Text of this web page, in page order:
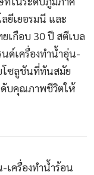
ยีเยอรมนี และ
เกือบ 30 ปี สตีเบล
ด์เครื่องทำน้ำอุ่น-
โซลูชันที่ทันสมัย
ดับคุณภาพชีวิตให้
ครื่องทำน้ำร้อน